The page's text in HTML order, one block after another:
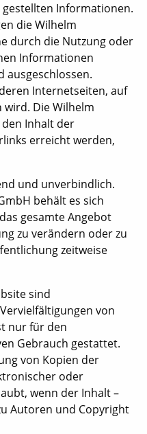
Informationen.
die Wilhelm
durch die Nutzung oder
Informationen
ausgeschlossen.
Internetseiten, auf
Die Wilhelm
Inhalt der
erreicht werden,
und unverbindlich.
behält es sich
gesamte Angebot
zu verändern oder zu
zeitweise
sind
von
nur für den
Gebrauch gestattet.
von Kopien der
oder
wenn der Inhalt –
Autoren und Copyright